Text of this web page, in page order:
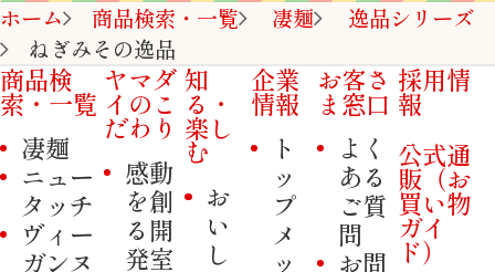
ホーム 商品検索・一覧 凄麺
逸品シリーズ
ねぎみその逸品
商品検
索・一覧
凄麺
ニュー
タッチ
ヴィー
ガンヌ
ヤマダ
イのこ
だわり
感動
を創
る開
発室
知
る・
楽し
む
お
い
し
企業
情報
ト
ッ
プ
メ
ッ
お客さ
ま窓口
よく
ある
ご質
問
お問
採用情
報
公式通
販（お
買い物
ガイ
ド）